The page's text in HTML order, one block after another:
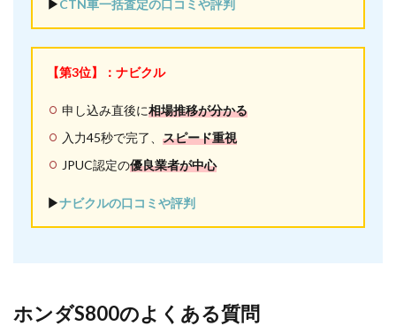
▶︎CTN車一括査定の口コミや評判
【第3位】：ナビクル
申し込み直後に相場推移が分かる
入力45秒で完了、 スピード重視
JPUC認定の優良業者が中心
▶︎ナビクルの口コミや評判
ホンダS800のよくある質問